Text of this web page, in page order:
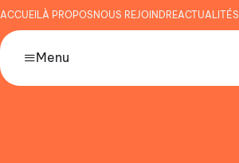
ACCUEILÀ PROPOS NOUS REJOINDREACTUALITÉS
Menu